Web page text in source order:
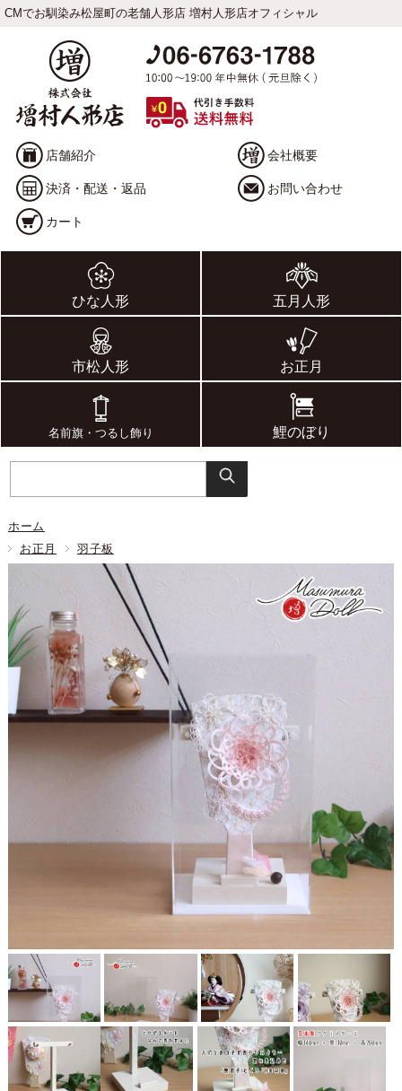
CMでお馴染み松屋町の老舗人形店 増村人形店オフィシャル
店舗紹介 会社概要
決済・配送・返品 お問い合わせ
カート
ひな人形 五月人形
市松人形 お正月
名前旗・つるし飾り 鯉のぼり
ホーム
お正月
羽子板